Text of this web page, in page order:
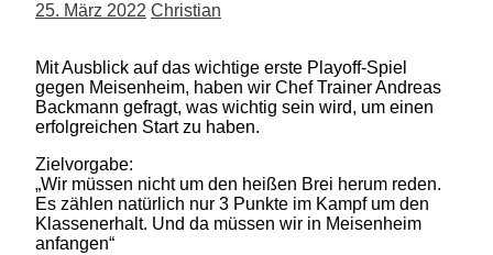
25. März 2022 Christian
Mit Ausblick auf das wichtige erste Playoff-Spiel
gegen Meisenheim, haben wir Chef Trainer Andreas
Backmann gefragt, was wichtig sein wird, um einen
erfolgreichen Start zu haben.
Zielvorgabe:
„Wir müssen nicht um den heißen Brei herum reden.
Es zählen natürlich nur 3 Punkte im Kampf um den
Klassenerhalt. Und da müssen wir in Meisenheim
anfangen“